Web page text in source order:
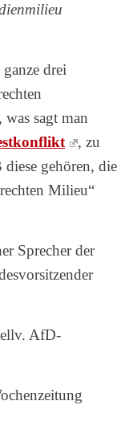
drei
sagt man
, zu
gehören, die
Milieu“
Sprecher der
AfD-